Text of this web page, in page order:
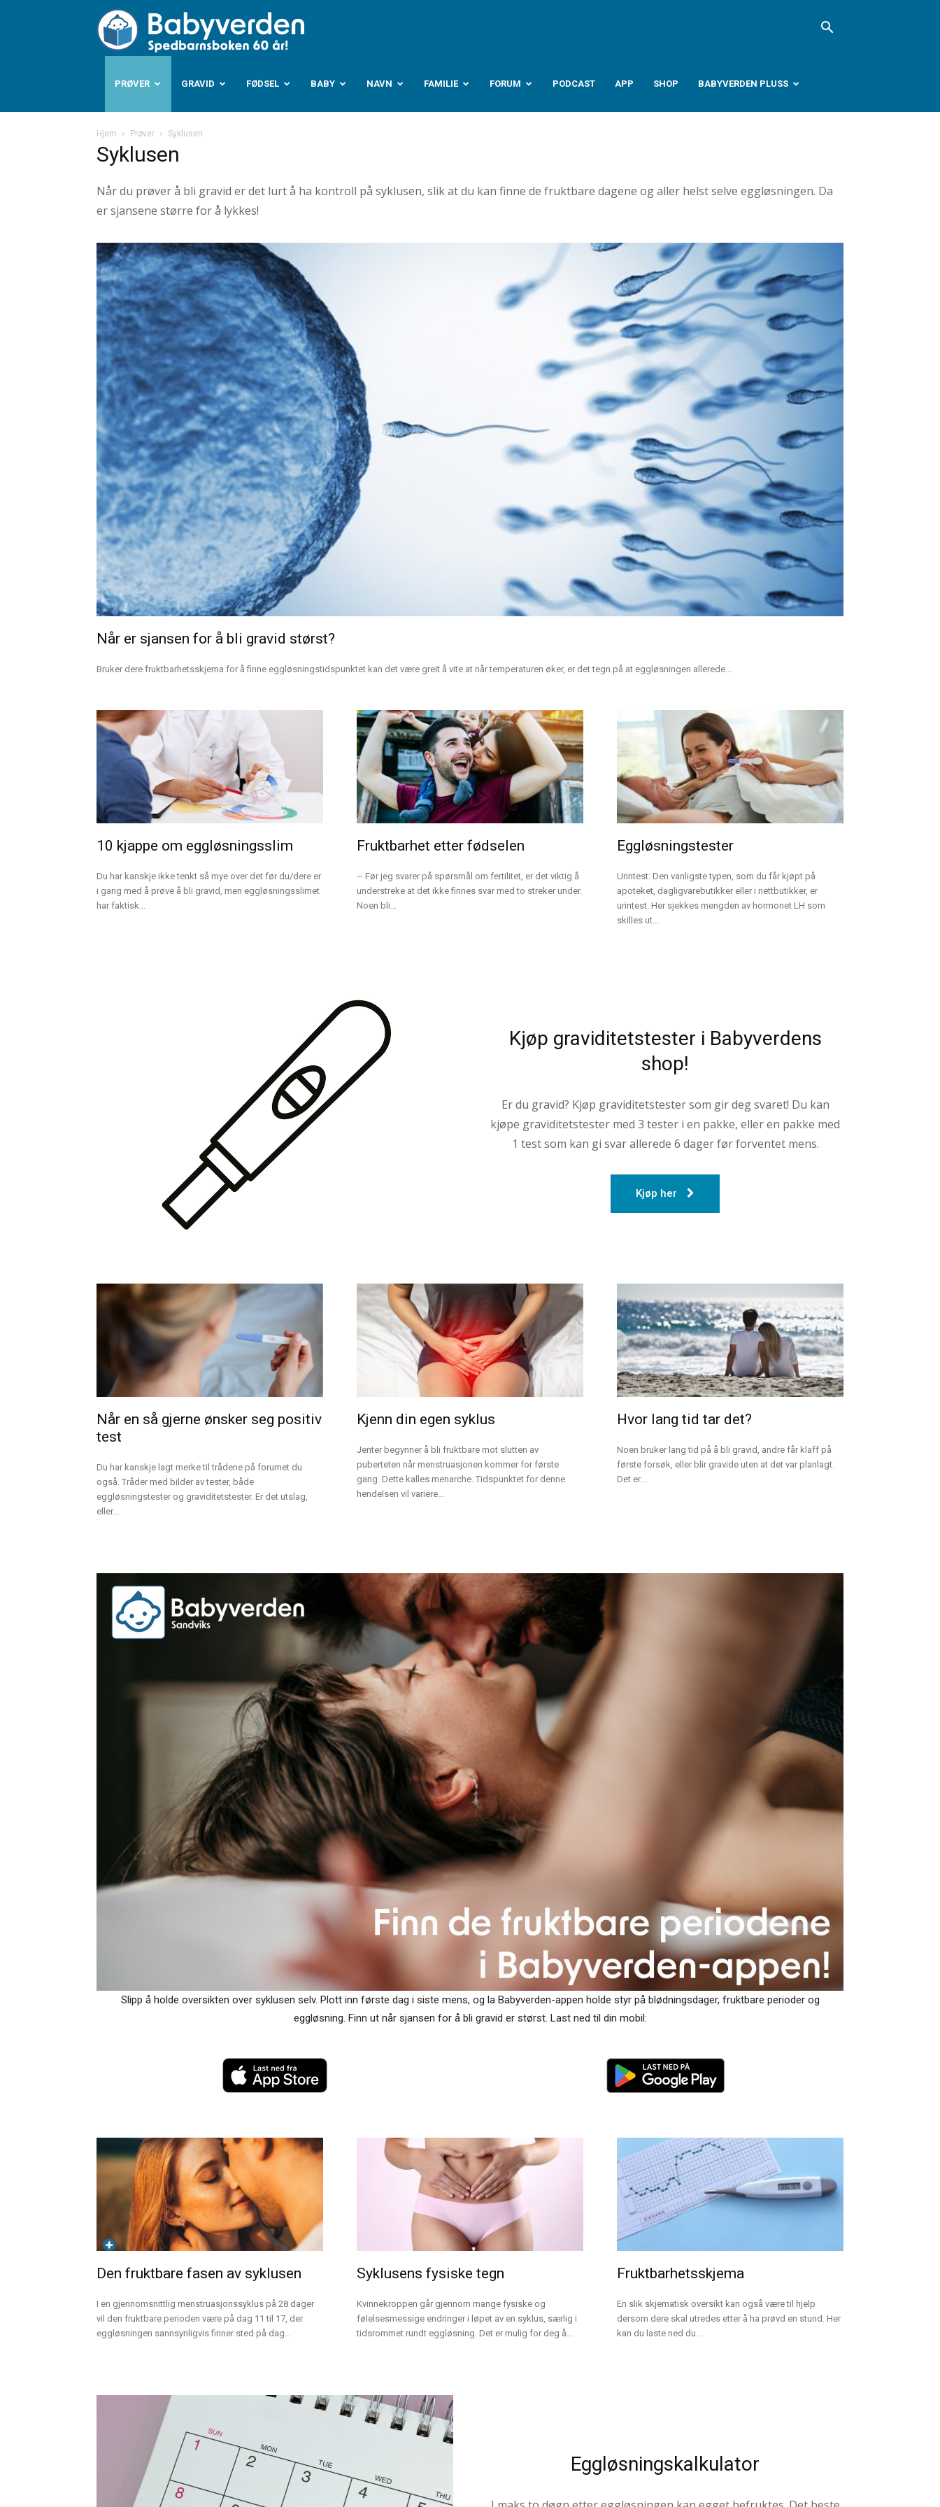
Babyverden.no
PRØVER GRAVID FØDSEL BABY NAVN FAMILIE FORUM PODCAST APP SHOP BABYVERDEN PLUSS
Hjem Prøver Syklusen
Syklusen
Når du prøver å bli gravid er det lurt å ha kontroll på syklusen, slik at du kan finne de fruktbare dagene og aller helst selve eggløsningen. Da
er sjansene større for å lykkes!
Når er sjansen for å bli gravid størst?
Bruker dere fruktbarhetsskjema for å finne eggløsningstidspunktet kan det være greit å vite at når temperaturen øker, er det tegn på at eggløsningen allerede...
10 kjappe om eggløsningsslim
Du har kanskje ikke tenkt så mye over det før du/dere er
i gang med å prøve å bli gravid, men eggløsningsslimet
har faktisk...
Fruktbarhet etter fødselen
– Før jeg svarer på spørsmål om fertilitet, er det viktig å
understreke at det ikke finnes svar med to streker under.
Noen bli...
Eggløsningstester
Urintest: Den vanligste typen, som du får kjøpt på
apoteket, dagligvarebutikker eller i nettbutikker, er
urintest. Her sjekkes mengden av hormonet LH som
skilles ut...
Kjøp graviditetstester i Babyverdens
shop!
Er du gravid? Kjøp graviditetstester som gir deg svaret! Du kan
kjøpe graviditetstester med 3 tester i en pakke, eller en pakke med
1 test som kan gi svar allerede 6 dager før forventet mens.
Kjøp her
Når en så gjerne ønsker seg positiv
test
Du har kanskje lagt merke til trådene på forumet du
også. Tråder med bilder av tester, både
eggløsningstester og graviditetstester. Er det utslag,
eller...
Kjenn din egen syklus
Jenter begynner å bli fruktbare mot slutten av
puberteten når menstruasjonen kommer for første
gang. Dette kalles menarche. Tidspunktet for denne
hendelsen vil variere...
Hvor lang tid tar det?
Noen bruker lang tid på å bli gravid, andre får klaff på
første forsøk, eller blir gravide uten at det var planlagt.
Det er...
Slipp å holde oversikten over syklusen selv. Plott inn første dag i siste mens, og la Babyverden-appen holde styr på blødningsdager, fruktbare perioder og
eggløsning. Finn ut når sjansen for å bli gravid er størst. Last ned til din mobil:
Den fruktbare fasen av syklusen
I en gjennomsnittlig menstruasjonssyklus på 28 dager
vil den fruktbare perioden være på dag 11 til 17, der
eggløsningen sannsynligvis finner sted på dag...
Syklusens fysiske tegn
Kvinnekroppen går gjennom mange fysiske og
følelsesmessige endringer i løpet av en syklus, særlig i
tidsrommet rundt eggløsning. Det er mulig for deg å...
Fruktbarhetsskjema
En slik skjematisk oversikt kan også være til hjelp
dersom dere skal utredes etter å ha prøvd en stund. Her
kan du laste ned du...
Eggløsningskalkulator